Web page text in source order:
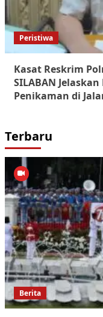
Peristiwa
Kasat Reskrim
SILABAN
Penikaman di
Terbaru
Berita